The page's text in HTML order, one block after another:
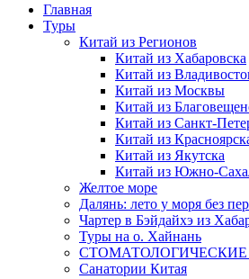
Главная
Туры
Китай из Регионов
Китай из Хабаровска
Китай из
Китай из Москвы
Китай из
Китай из Санкт-
Китай из
Китай из Якутска
Китай из Южно-
Желтое море
Далянь: лето у моря без
Чартер в Бэйдайхэ из
Туры на о. Хайнань
Санатории Китая